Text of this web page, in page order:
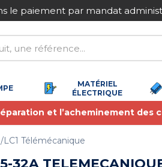
le paiement par mandat
MATÉRIEL
ÉLECTRIQUE
et l’acheminement
Télémécanique
32A